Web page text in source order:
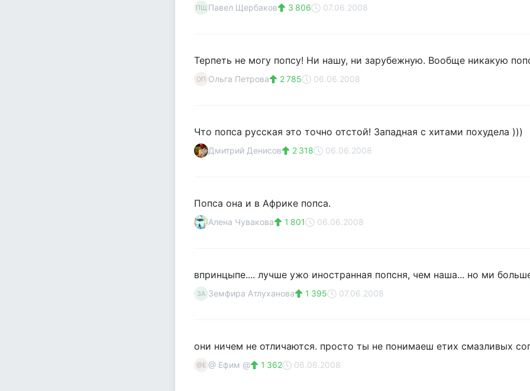
ПЩ Павел Щербаков 3 806 07.06.2008
Терпеть не могу попсу! Ни нашу, ни зарубежную. Вообще никакую
ОП Ольга Петрова 2 785 06.06.2008
Что попса русская это точно отстой! Западная с хитами похудела )))
Дмитрий Денисов 2 318 06.06.2008
Попса она и в Африке попса.
Алена Чувакова 1 801 06.06.2008
впринцыпе.... лучше ужо иностранная попсня, чем наша... но ми
ЗА Земфира Атлуханова 1 395 07.06.2008
они ничем не отличаются. просто ты не понимаеш етих смазливых
@Е @ Ефим @ 1 362 06.06.2008